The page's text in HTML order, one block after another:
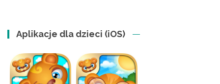
Aplikacje dla dzieci (iOS)